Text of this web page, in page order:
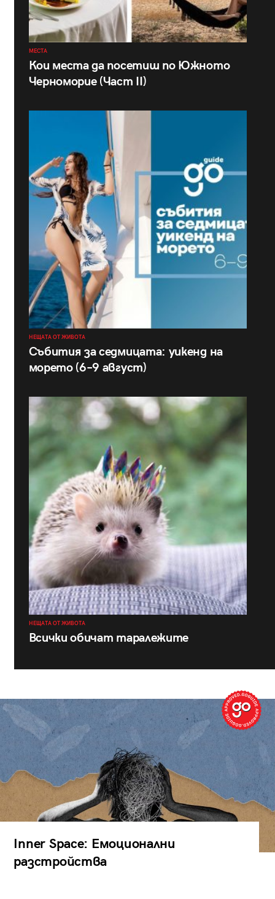
МЕСТА
Кои места да посетиш по Южното
Черноморие (Част II)
НЕЩАТА ОТ ЖИВОТА
Събития за седмицата: уикенд на
морето (6–9 август)
НЕЩАТА ОТ ЖИВОТА
Всички обичат таралежите
Inner Space: Емоционални
разстройства